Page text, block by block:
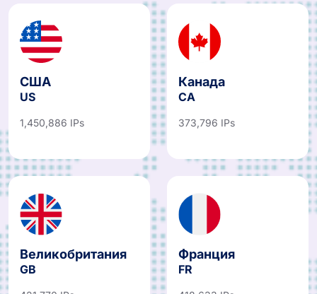
США
US
1,450,886 IPs
Канада
CA
373,796 IPs
Великобритания
GB
Франция
FR